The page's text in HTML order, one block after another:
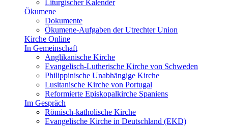
Liturgischer Kalender
Ökumene
Dokumente
Ökumene-Aufgaben der Utrechter Union
Kirche Online
In Gemeinschaft
Anglikanische Kirche
Evangelisch-Lutherische Kirche von Schweden
Philippinische Unabhängige Kirche
Lusitanische Kirche von Portugal
Reformierte Episkopalkirche Spaniens
Im Gespräch
Römisch-katholische Kirche
Evangelische Kirche in Deutschland (EKD)